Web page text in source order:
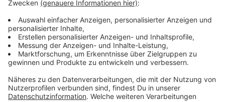
Arzt. Es sei nur eine Frage der Zeit, bis erste Fälle,
übertragen durch Mücken, auch bei uns in NRW
auftreten.
"Dann müssen wir in allen Wohnsiedlungen alle
und beseitigen."